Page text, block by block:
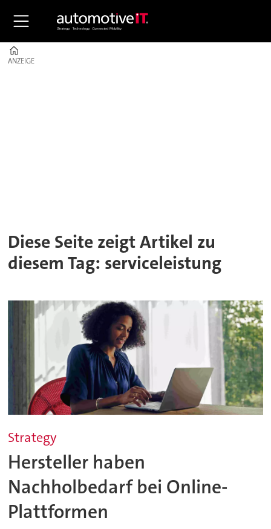
ANZEIGE
ANZEIGE
Diese Seite zeigt Artikel zu
diesem Tag: serviceleistung
Strategy
Hersteller haben
Nachholbedarf bei Online-
Plattformen